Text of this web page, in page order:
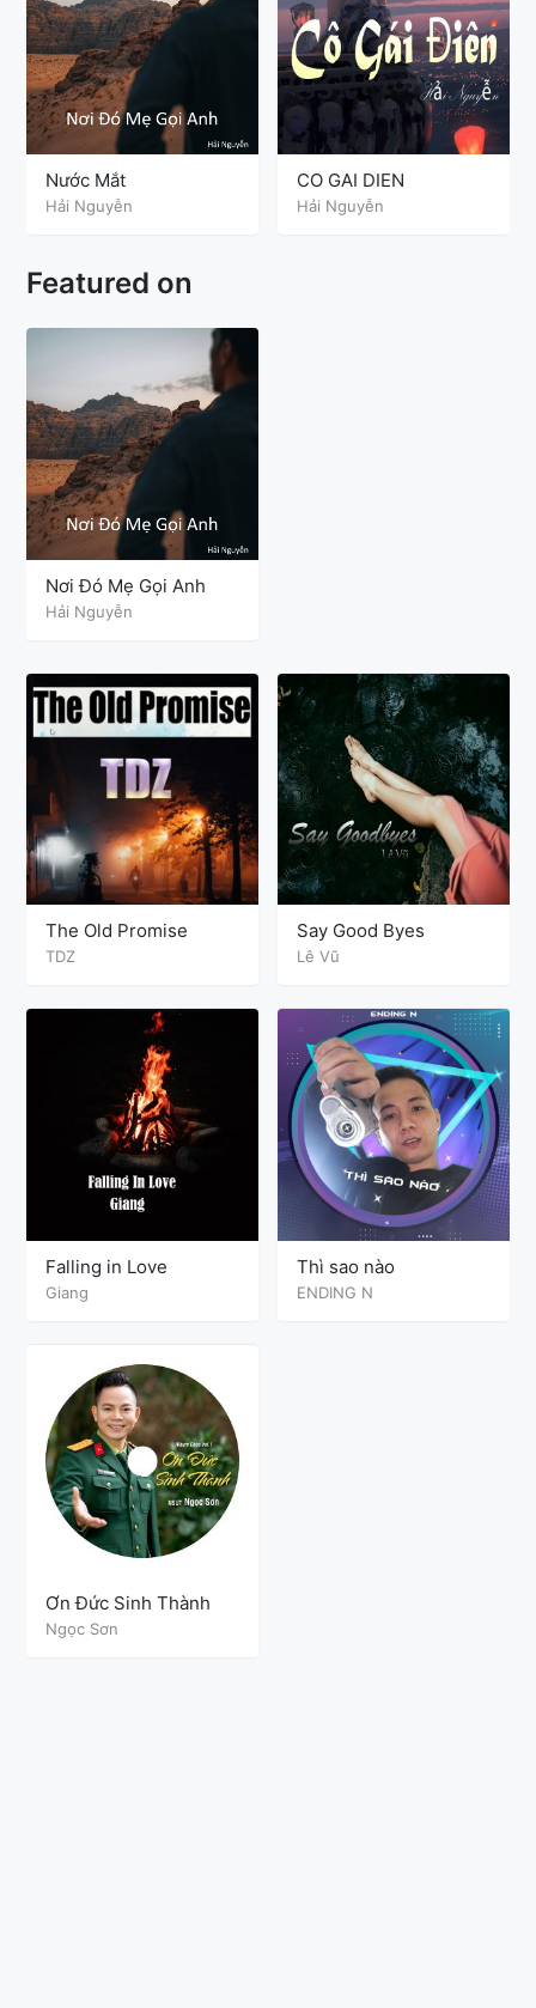
Nước Mắt
Hải Nguyễn
CO GAI DIEN
Hải Nguyễn
Featured on
Nơi Đó Mẹ Gọi Anh
Hải Nguyễn
The Old Promise
TDZ
Say Good Byes
Lê Vũ
Falling in Love
Giang
Thì sao nào
ENDING N
Ơn Đức Sinh Thành
Ngọc Sơn